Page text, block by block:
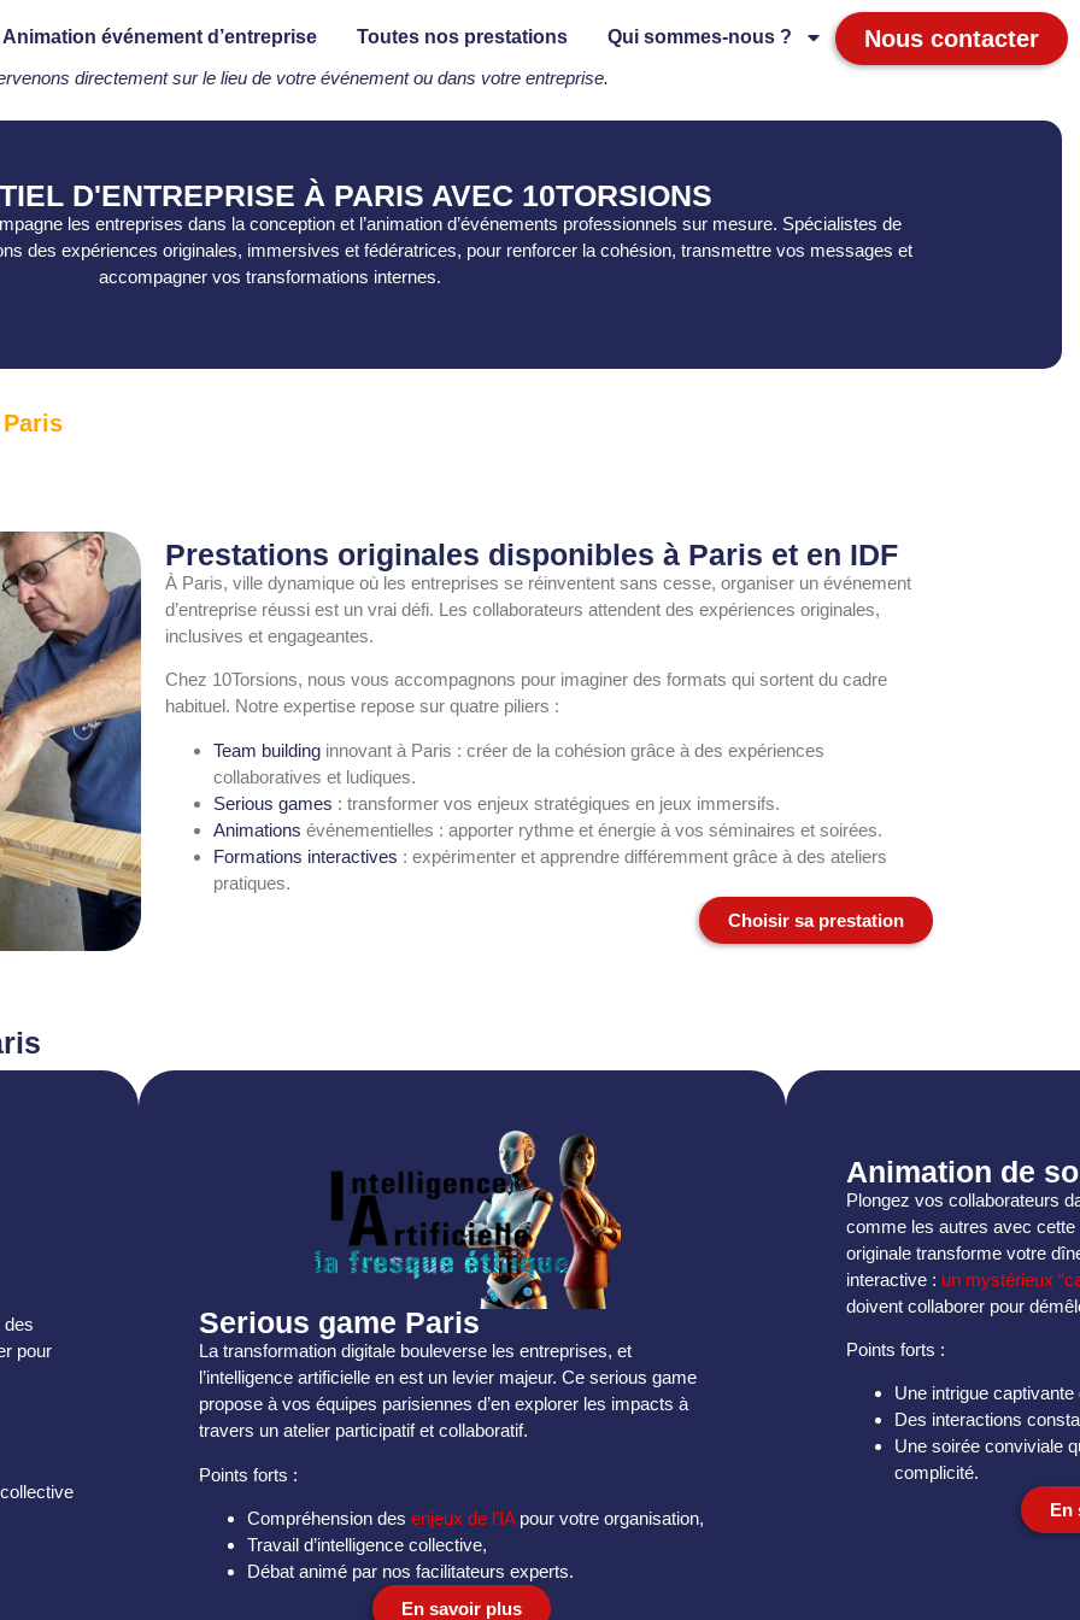
Animation événement d’entreprise Toutes nos prestations Qui sommes-nous ? Nous contacter
directement sur le lieu de votre événement ou dans votre entreprise.
D'ENTREPRISE À PARIS AVEC 10TORSIONS
les entreprises dans la conception et l’animation d’événements professionnels sur mesure. Spécialistes de
des expériences originales, immersives et fédératrices, pour renforcer la cohésion, transmettre vos messages et
accompagner vos transformations internes.
Prestations originales disponibles à Paris et en IDF
À Paris, ville dynamique où les entreprises se réinventent sans cesse, organiser un événement
d’entreprise réussi est un vrai défi. Les collaborateurs attendent des expériences originales,
inclusives et engageantes.
Chez 10Torsions, nous vous accompagnons pour imaginer des formats qui sortent du cadre
habituel. Notre expertise repose sur quatre piliers :
Team building innovant à Paris : créer de la cohésion grâce à des expériences
collaboratives et ludiques.
Serious games : transformer vos enjeux stratégiques en jeux immersifs.
Animations événementielles : apporter rythme et énergie à vos séminaires et soirées.
Formations interactives : expérimenter et apprendre différemment grâce à des ateliers
pratiques.
Choisir sa prestation
des
pour
Serious game Paris
La transformation digitale bouleverse les entreprises, et
l’intelligence artificielle en est un levier majeur. Ce serious game
propose à vos équipes parisiennes d’en explorer les impacts à
travers un atelier participatif et collaboratif.
Points forts :
Compréhension des enjeux de l’IApour votre organisation,
Travail d’intelligence collective,
Débat animé par nos facilitateurs experts.
En savoir plus
Animation de
Plongez vos collaborateurs
comme les autres avec
originale transforme votre
interactive : un mystérieux
doivent collaborer pour
Points forts :
Une intrigue captivante
Des interactions
Une soirée conviviale
complicité.
En